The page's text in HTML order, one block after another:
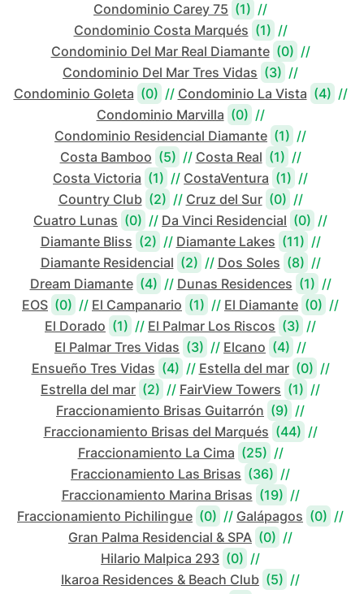
Condominio Carey 75 (1) //
Condominio Costa Marqués (1) //
Condominio Del Mar Real Diamante (0) //
Condominio Del Mar Tres Vidas (3) //
Condominio Goleta (0) // Condominio La Vista (4) //
Condominio Marvilla (0) //
Condominio Residencial Diamante (1) //
Costa Bamboo (5) // Costa Real (1) //
Costa Victoria (1) // CostaVentura (1) //
Country Club (2) // Cruz del Sur (0) //
Cuatro Lunas (0) // Da Vinci Residencial (0) //
Diamante Bliss (2) // Diamante Lakes (11) //
Diamante Residencial (2) // Dos Soles (8) //
Dream Diamante (4) // Dunas Residences (1) //
EOS (0) // El Campanario (1) // El Diamante (0) //
El Dorado (1) // El Palmar Los Riscos (3) //
El Palmar Tres Vidas (3) // Elcano (4) //
Ensueño Tres Vidas (4) // Estella del mar (0) //
Estrella del mar (2) // FairView Towers (1) //
Fraccionamiento Brisas Guitarrón (9) //
Fraccionamiento Brisas del Marqués (44) //
Fraccionamiento La Cima (25) //
Fraccionamiento Las Brisas (36) //
Fraccionamiento Marina Brisas (19) //
Fraccionamiento Pichilingue (0) // Galápagos (0) //
Gran Palma Residencial & SPA (0) //
Hilario Malpica 293 (0) //
Ikaroa Residences & Beach Club (5) //